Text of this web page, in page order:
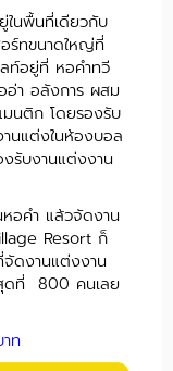
นพื้นที่เดียวกับ
ร์ทขนาดใหญ่ที่
ท์อยู่ที่ หอคำทวี
อ่า อลังการ ผสม
มนติก โดยรองรับ
นแต่งในห้องบอล
รับงานแต่งงาน
หอคำ แล้วจัดงาน
Resort ก็
ดงานแต่งงาน
สุดที่ 800 คนเลย
ท